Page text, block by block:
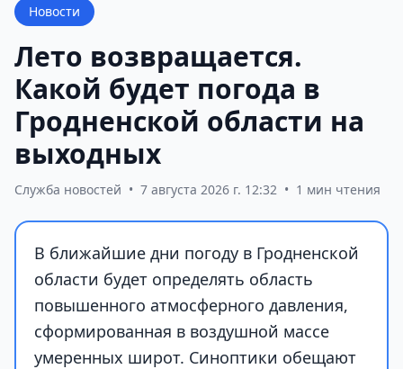
Новости
Лето возвращается.
Какой будет погода в
Гродненской области на
выходных
Служба новостей • 7 августа 2026 г. 12:32 • 1 мин чтения
В ближайшие дни погоду в Гродненской
области будет определять область
повышенного атмосферного давления,
сформированная в воздушной массе
умеренных широт. Синоптики обещают